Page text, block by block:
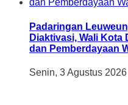
Padaringan
Diaktivasi, Wali Kota
dan Pemberdayaan
Senin, 3 Agustus 2026